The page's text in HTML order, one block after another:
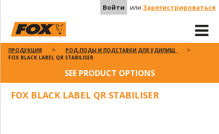
Войти или Зарегистрироваться
ПРОДУКЦИЯ
РОД-ПОДЫ И ПОДСТАВКИ ДЛЯ УДИЛИЩ
FOX BLACK LABEL QR STABILISER
SEE PRODUCT OPTIONS
FOX BLACK LABEL QR STABILISER